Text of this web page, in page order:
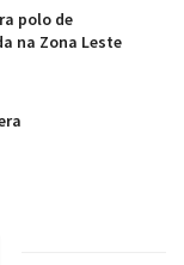
polo de
na Zona Leste